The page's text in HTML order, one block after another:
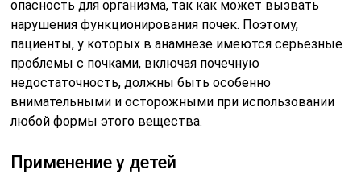
опасность для организма, так как может вызвать
нарушения функционирования почек. Поэтому,
пациенты, у которых в анамнезе имеются серьезные
проблемы с почками, включая почечную
недостаточность, должны быть особенно
внимательными и осторожными при использовании
любой формы этого вещества.
Применение у детей